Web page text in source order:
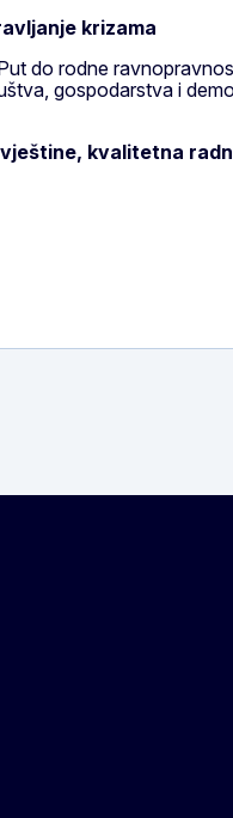
krizama
do rodne
gospodarstva i
kvalitetna